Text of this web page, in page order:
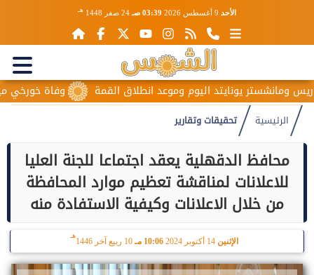
الأحد 03:39 صـ 24 صفر 1448 هـ
وفاة خورخي ميسي والد يونايتد اليوم وموعد انطلاق القمة
الرئيسية تحقيقات وتقارير
محافظ الدقهلية يعقد اجتماعا للجنة العليا
للاعلانات لمناقشة تعظيم موارد المحافظة
من خلال الاعلانات وكيفية الاستفادة منه
الإثنين 10:06 مـ 10 ربيع آخر 1446
هـ